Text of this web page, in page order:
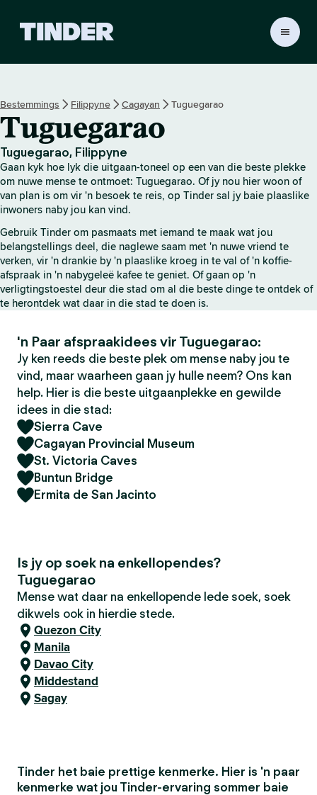
r
-
t
u
i
s
b
l
d
Bestemmings Filippyne Cagayan Tuguegarao
Tuguegarao
Tuguegarao, Filippyne
Gaan kyk hoe lyk die uitgaan-toneel op een van die beste plekke
om nuwe mense te ontmoet: Tuguegarao. Of jy nou hier woon of
van plan is om vir 'n besoek te reis, op Tinder sal jy baie plaaslike
inwoners naby jou kan vind.
Gebruik Tinder om pasmaats met iemand te maak wat jou
belangstellings deel, die naglewe saam met 'n nuwe vriend te
verken, vir 'n drankie by 'n plaaslike kroeg in te val of 'n koffie-
afspraak in 'n nabygeleë kafee te geniet. Of gaan op 'n
verligtingstoestel deur die stad om al die beste dinge te ontdek of
te herontdek wat daar in die stad te doen is.
'n Paar afspraakidees vir Tuguegarao:
Jy ken reeds die beste plek om mense naby jou te
vind, maar waarheen gaan jy hulle neem? Ons kan
help. Hier is die beste uitgaanplekke en gewilde
idees in die stad:
Sierra Cave
Cagayan Provincial Museum
St. Victoria Caves
Buntun Bridge
Ermita de San Jacinto
Is jy op soek na enkellopendes?
Tuguegarao
Mense wat daar na enkellopende lede soek, soek
dikwels ook in hierdie stede.
Quezon City
Manila
Davao City
Middestand
Sagay
Tinder het baie prettige kenmerke. Hier is 'n paar
kenmerke wat jou Tinder-ervaring sommer baie